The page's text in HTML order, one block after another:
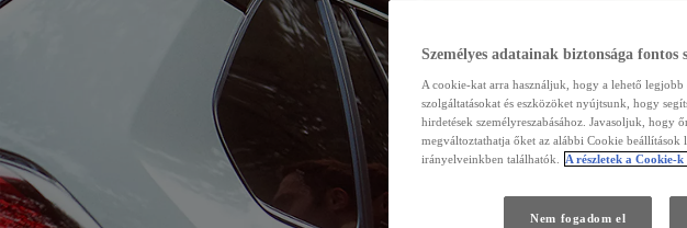
Személyes adatainak biztonsága fontos
A cookie-kat arra használjuk, hogy a lehető
szolgáltatásokat és eszközöket nyújtsunk, hogy
hirdetések személyreszabásához. Javasoljuk, hogy
megváltoztathatja őket az alábbi Cookie beállítások
irányelveinkben találhatók.
A részletek a Cookie-
Nem fogadom el